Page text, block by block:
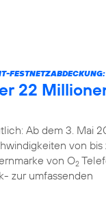
FESTNETZABDECKUNG:
22
Ab dem 3. Mai
von bis
von O2
zur umfassenden